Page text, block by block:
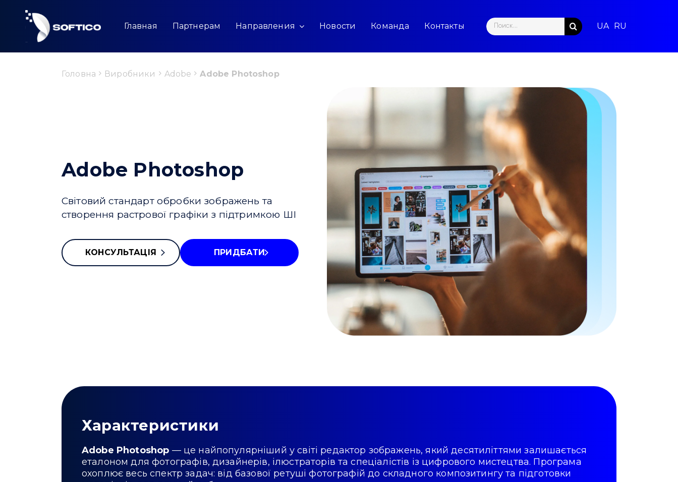
content
Главная Партнерам Направления Новости Команда Контакты
Search
for:
Головна Виробники Adobe Adobe Photoshop
Adobe Photoshop
Світовий стандарт обробки зображень та
створення растрової графіки з підтримкою ШІ
КОНСУЛЬТАЦІЯ ПРИДБАТИ
Характеристики
Adobe Photoshop — це найпопулярніший у світі редактор зображень, який десятиліттями залишається
еталоном для фотографів, дизайнерів, ілюстраторів та спеціалістів із цифрового мистецтва. Програма
охоплює весь спектр задач: від базової ретуші фотографій до складного композитингу та підготовки